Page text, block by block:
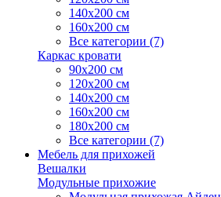
140х200 см
160х200 см
Все категории (7)
Каркас кровати
90х200 см
120х200 см
140х200 см
160х200 см
180х200 см
Все категории (7)
Мебель для прихожей
Вешалки
Модульные прихожие